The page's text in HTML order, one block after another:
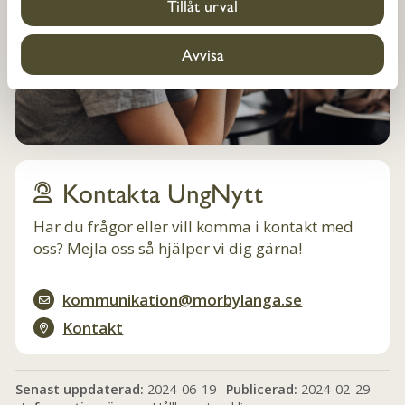
Tillåt urval
Avvisa
Kontakta UngNytt
Har du frågor eller vill komma i kontakt med
oss? Mejla oss så hjälper vi dig gärna!
kommunikation@morbylanga.se
Kontakt
Senast uppdaterad: 2024-06-19 Publicerad: 2024-02-29